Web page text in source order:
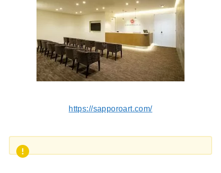
https://sapporoart.com/